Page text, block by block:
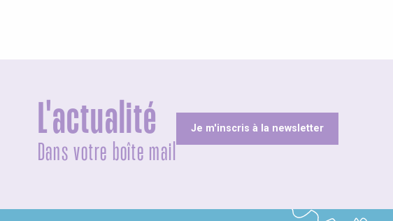
L'actualité
Dans votre boîte mail
Je m'inscris à la newsletter